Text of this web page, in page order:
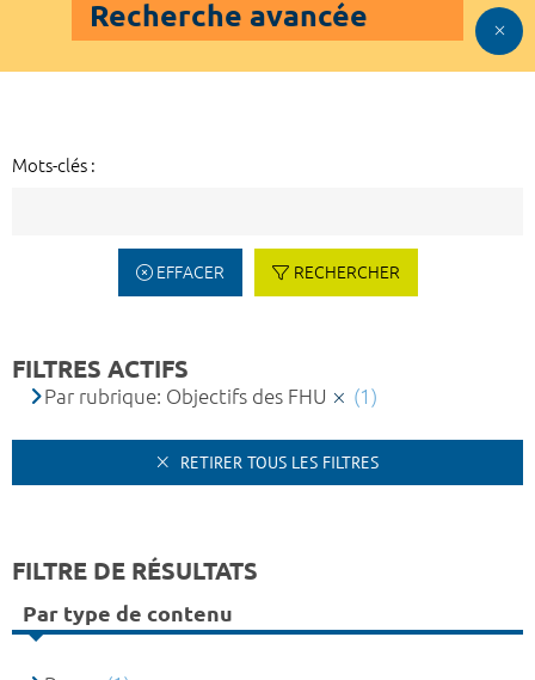
Recherche avancée
Mots-clés :
EFFACER RECHERCHER
FILTRES ACTIFS
Par rubrique: Objectifs des FHU (1)
RETIRER TOUS LES FILTRES
FILTRE DE RÉSULTATS
Par type de contenu